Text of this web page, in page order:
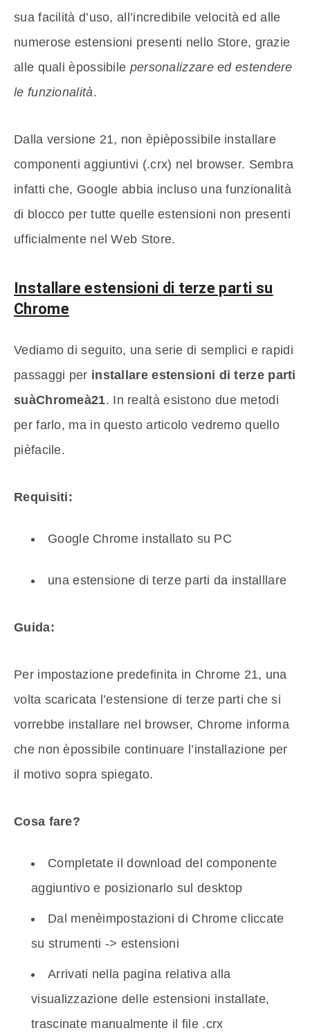
sua facilità d’uso, all’incredibile velocità ed alle
numerose estensioni presenti nello Store, grazie
alle quali èpossibile personalizzare ed estendere
le funzionalità.
Dalla versione 21, non èpièpossibile installare
componenti aggiuntivi (.crx) nel browser. Sembra
infatti che, Google abbia incluso una funzionalità
di blocco per tutte quelle estensioni non presenti
ufficialmente nel Web Store.
Installare estensioni di terze parti su
Chrome
Vediamo di seguito, una serie di semplici e rapidi
passaggi per installare estensioni di terze parti
suàChromeà21. In realtà esistono due metodi
per farlo, ma in questo articolo vedremo quello
pièfacile.
Requisiti:
Google Chrome installato su PC
una estensione di terze parti da installlare
Guida:
Per impostazione predefinita in Chrome 21, una
volta scaricata l’estensione di terze parti che si
vorrebbe installare nel browser, Chrome informa
che non èpossibile continuare l’installazione per
il motivo sopra spiegato.
Cosa fare?
Completate il download del componente
aggiuntivo e posizionarlo sul desktop
Dal menèimpostazioni di Chrome cliccate
su strumenti -> estensioni
Arrivati nella pagina relativa alla
visualizzazione delle estensioni installate,
trascinate manualmente il file .crx